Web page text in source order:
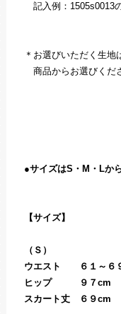
記入例：1505s0013
＊お選びいただく生
商品からお選びくだ
●サイズはS・M・Lか
【サイズ】
（Ｓ）
ウエスト ６１～６
ヒップ ９７cm
スカート丈 ６９cm